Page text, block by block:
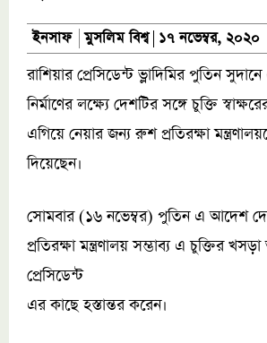
ইনসাফ মুসলিম বিশ্ব ১৭ নভেম্বর, ২০২০
রাশিয়ার প্রেসিডেন্ট ভ্লাদিমির পুতিন
নির্মাণের লক্ষ্যে দেশটির সঙ্গে চুক্তি
এগিয়ে নেয়ার জন্য রুশ প্রতিরক্ষা
দিয়েছেন।
সোমবার (১৬ নভেম্বর) পুতিন এ আদেশ
প্রতিরক্ষা মন্ত্রণালয় সম্ভাব্য এ চুক্তির
প্রেসিডেন্ট
এর কাছে হস্তান্তর করেন।